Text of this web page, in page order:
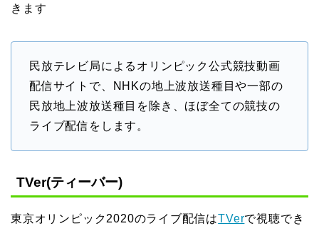
きます
民放テレビ局によるオリンピック公式競技動画
配信サイトで、NHKの地上波放送種目や一部の
民放地上波放送種目を除き、ほぼ全ての競技の
ライブ配信をします。
TVer(ティーバー)
東京オリンピック2020のライブ配信はTVerで視聴でき